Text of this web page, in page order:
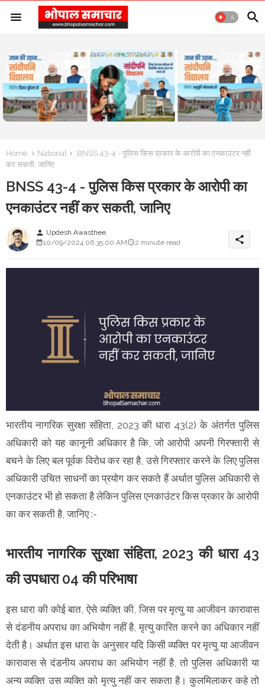
Home National
BNSS 43-4 - पुलिस किस प्रकार के आरोपी का एनकाउंटर नहीं
कर सकती, जानिए
BNSS 43-4 - पुलिस किस प्रकार के आरोपी का
एनकाउंटर नहीं कर सकती, जानिए
person Updesh Awasthee
10/09/2024 06:35:00 AM
2 minute read share
भारतीय नागरिक सुरक्षा संहिता, 2023 की धारा 43(2) के अंतर्गत पुलिस
अधिकारी को यह कानूनी अधिकार है कि, जो आरोपी अपनी गिरफ्तारी से
बचने के लिए बल पूर्वक विरोध कर रहा है, उसे गिरफ्तार करने के लिए पुलिस
अधिकारी उचित साधनों का प्रयोग कर सकते हैं अर्थात पुलिस अधिकारी से
एनकाउंटर भी हो सकता है लेकिन पुलिस एनकाउंटर किस प्रकार के आरोपी
का कर सकती है, जानिए :-
भारतीय नागरिक सुरक्षा संहिता, 2023 की धारा 43
की उपधारा 04 की परिभाषा
इस धारा की कोई बात, ऐसे व्यक्ति की, जिस पर मृत्यु या आजीवन कारावास
से दंडनीय अपराध का अभियोग नहीं है, मृत्यु कारित करने का अधिकार नहीं
देती है। अर्थात इस धारा के अनुसार यदि किसी व्यक्ति पर मृत्यु या आजीवन
कारावास से दंडनीय अपराध का अभियोग नहीं है, तो पुलिस अधिकारी या
अन्य व्यक्ति उस व्यक्ति को मृत्यु नहीं कर सकता है। कुलमिलाकर कहे तो